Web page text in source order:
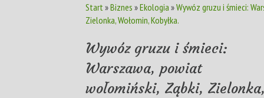
Start »Biznes »Ekologia »Wywóz gruzu i śmieci:
Zielonka, Wołomin, Kobyłka.
Wywóz gruzu i śmieci:
Warszawa, powiat
wołomiński, Ząbki,